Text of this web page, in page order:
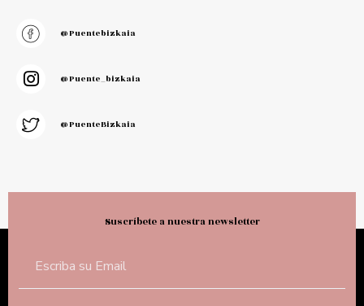
@puentebizkaia
@puente_bizkaia
@PuenteBizkaia
Suscríbete a nuestra newsletter